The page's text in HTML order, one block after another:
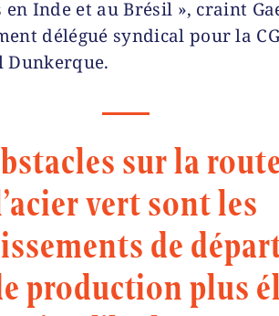
en Inde et au Brésil », craint
délégué syndical pour la
sur la
vert sont les
de
production plus